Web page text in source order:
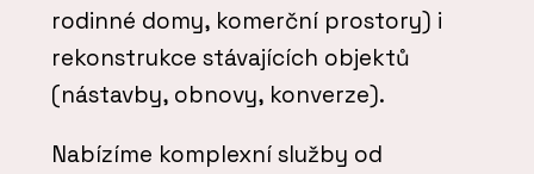
rodinné domy, komerční prostory) i
rekonstrukce stávajících objektů
(nástavby, obnovy, konverze).
Nabízíme komplexní služby od